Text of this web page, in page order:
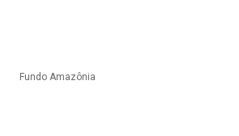
Fundo Amazônia